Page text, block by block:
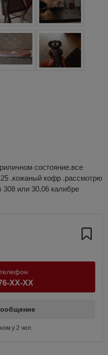
состояние.все
.кожаный кофр .рассмотрю
308 или 30.06 калибре
XX-XX
у 2 чел.